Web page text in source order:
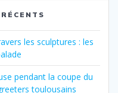
les sculptures : les
pendant la coupe du
toulousains